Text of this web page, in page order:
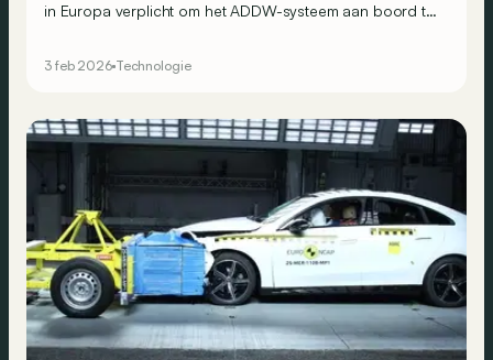
in Europa verplicht om het ADDW-systeem aan boord te
ooit in het oog houden…
3 feb 2026 Technologie